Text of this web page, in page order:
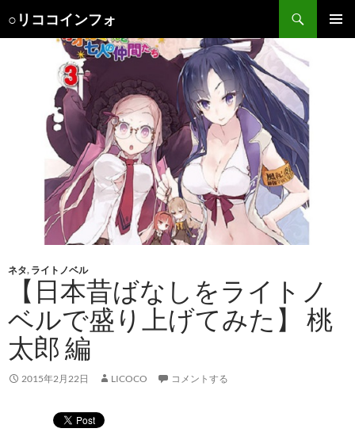
○リココインフォ
索
ネタ, ライトノベル
【日本昔ばなしをライトノ
ベルで盛り上げてみた】 桃
太郎 編
2015年2月22日 LICOCO コメントする